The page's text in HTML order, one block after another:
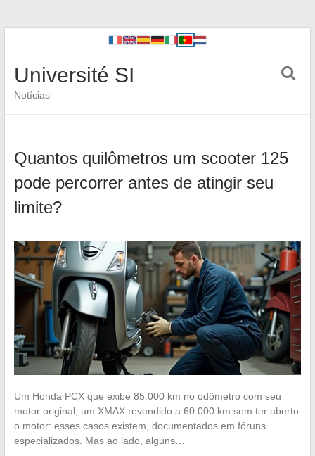
Université SI
Notícias
Quantos quilômetros um scooter 125
pode percorrer antes de atingir seu
limite?
Um Honda PCX que exibe 85.000 km no odômetro com seu
motor original, um XMAX revendido a 60.000 km sem ter aberto
o motor: esses casos existem, documentados em fóruns
especializados. Mas ao lado, alguns…